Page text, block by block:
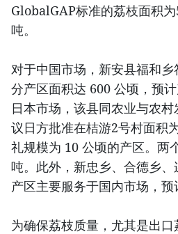
GlobalGAP标准的荔枝面积
吨。
对于中国市场，新安县福和
分产区面积达 600 公顷，预
日本市场，该县同农业与农
议日方批准在桔游2号村面积
礼规模为 10 公顷的产区。两
吨。此外，新忠乡、合德乡
产区主要服务于国内市场，预
为确保荔枝质量，尤其是出